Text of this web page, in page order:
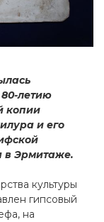
летию
копии
и его
в Эрмитаже.
культуры
гипсовый
на